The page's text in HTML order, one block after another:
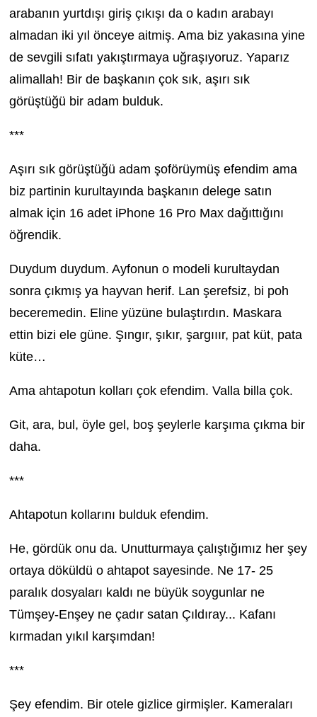
arabanın yurtdışı giriş çıkışı da o kadın arabayı
almadan iki yıl önceye aitmiş. Ama biz yakasına yine
de sevgili sıfatı yakıştırmaya uğraşıyoruz. Yaparız
alimallah! Bir de başkanın çok sık, aşırı sık
görüştüğü bir adam bulduk.
***
Aşırı sık görüştüğü adam şoförüymüş efendim ama
biz partinin kurultayında başkanın delege satın
almak için 16 adet iPhone 16 Pro Max dağıttığını
öğrendik.
Duydum duydum. Ayfonun o modeli kurultaydan
sonra çıkmış ya hayvan herif. Lan şerefsiz, bi poh
beceremedin. Eline yüzüne bulaştırdın. Maskara
ettin bizi ele güne. Şıngır, şıkır, şargııır, pat küt, pata
küte…
Ama ahtapotun kolları çok efendim. Valla billa çok.
Git, ara, bul, öyle gel, boş şeylerle karşıma çıkma bir
daha.
***
Ahtapotun kollarını bulduk efendim.
He, gördük onu da. Unutturmaya çalıştığımız her şey
ortaya döküldü o ahtapot sayesinde. Ne 17- 25
paralık dosyaları kaldı ne büyük soygunlar ne
Tümşey-Enşey ne çadır satan Çıldıray... Kafanı
kırmadan yıkıl karşımdan!
***
Şey efendim. Bir otele gizlice girmişler. Kameraları